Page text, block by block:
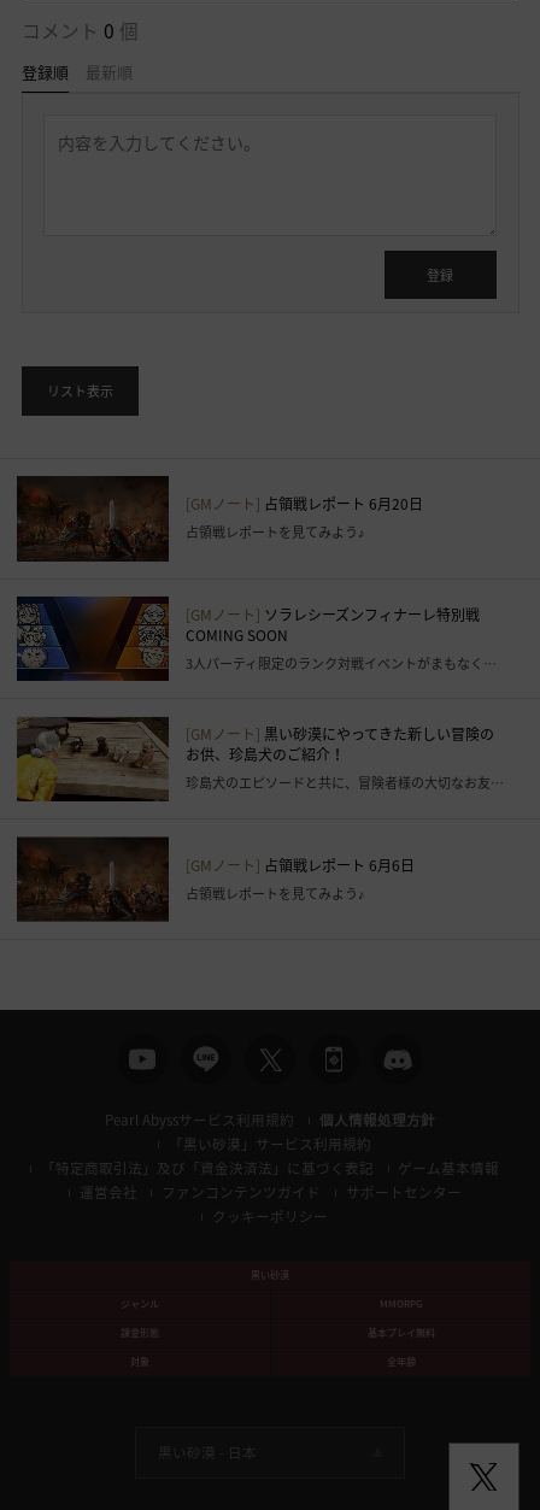
コメント 0 個
登録順 最新順
こ
と
き
ま
す
す
ぐ
に
イ
ン
動
し
ま
す
か
?
登録
リスト表示
[GMノート] 占領戦レポート 6月20日
占領戦レポートを見てみよう♪
[GMノート] ソラレシーズンフィナーレ特別戦
COMING SOON
3人パーティ限定のランク対戦イベントがまもなく始まります！
[GMノート] 黒い砂漠にやってきた新しい冒険の
お供、珍島犬のご紹介！
珍島犬のエピソードと共に、冒険者様の大切なお友達を紹介してください！
[GMノート] 占領戦レポート 6月6日
占領戦レポートを見てみよう♪
Pearl Abyssサービス利用規約
個人情報処理方針
「黒い砂漠」サービス利用規約
「特定商取引法」及び「資金決済法」に基づく表記
ゲーム基本情報
運営会社
ファンコンテンツガイド
サポートセンター
クッキーポリシー
黒い砂漠
ジャンル
MMORPG
課金形態
基本プレイ無料
対象
全年齢
黒い砂漠 - 日本